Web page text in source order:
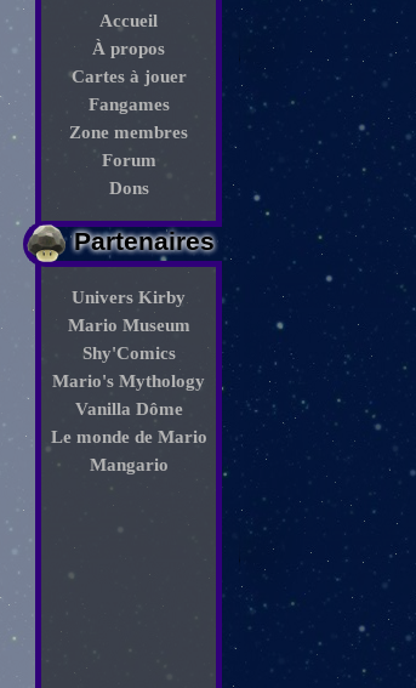
Accueil
À propos
Cartes à jouer
Fangames
Zone membres
Forum
Dons
Partenaires
Univers Kirby
Mario Museum
Shy'Comics
Mario's Mythology
Vanilla Dôme
Le monde de Mario
Mangario